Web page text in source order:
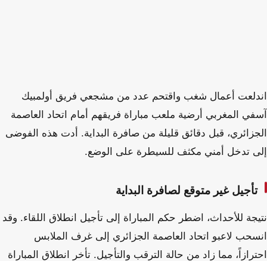
اندلعت أعمال شغب واقتحم عدد من مشجعي فريق أولمبيك
آسفي المغربي أرضية ملعب مباراة فريقهم أمام اتحاد العاصمة
الجزائري، قبل دقائق قليلة من صافرة البداية. أدت هذه الفوضى
إلى تدخل أمني مكثف للسيطرة على الوضع.
تأجيل غير متوقع لصافرة البداية
نتيجة للأحداث، اضطر حكم المباراة إلى تأجيل انطلاق اللقاء. وقد
انسحب لاعبو اتحاد العاصمة الجزائري إلى غرف الملابس
احترازاً، مما زاد من حالة الترقب والتأجيل. تأخر انطلاق المباراة